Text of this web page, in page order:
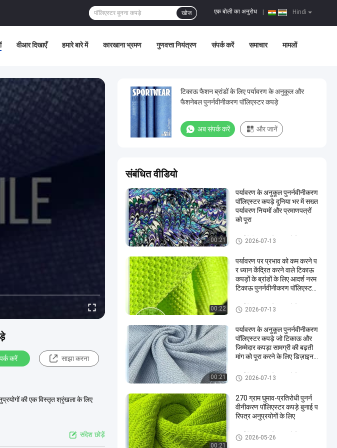
Hindi
एक बोली का अनुरोध
खोज
वीआर दिखाएँ हमारे बारे में कारखाना भ्रमण गुणवत्ता नियंत्रण संपर्क करें समाचार मामलों
करें साझा करना
की एक विस्तृत श्रृंखला के लिए
संदेश छोड़ें
टिकाऊ फैशन ब्रांडों के लिए पर्यावरण के अनुकूल और
फैशनेबल पुनर्नवीनीकरण पॉलिएस्टर कपड़े
अब संपर्क करें और जानें
संबंधित वीडियो
00:21
पर्यावरण के अनुकूल पुनर्नवीनीकरण
पॉलिएस्टर कपड़े दुनिया भर में सख्त
पर्यावरण नियमों और प्रमाणपत्रों
को पूरा
पुनर्नवीनीकरण पॉलिएस्टर फैब्रिक
2026-07-13
00:22
पर्यावरण पर प्रभाव को कम करने प
र ध्यान केंद्रित करने वाले टिकाऊ
कपड़ों के ब्रांडों के लिए आदर्श नरम
टिकाऊ पुनर्नवीनीकरण पॉलिएस्टर
पुनर्नवीनीकरण पॉलिएस्टर फैब्रिक
2026-07-13
00:21
पर्यावरण के अनुकूल पुनर्नवीनीकरण
पॉलिएस्टर कपड़े जो टिकाऊ और
जिम्मेदार कपड़ा सामग्री की बढ़ती
मांग को पूरा करने के लिए डिज़ाइन
पुनर्नवीनीकरण पॉलिएस्टर फैब्रिक
2026-07-13
00:21
270 ग्राम घुमाव-प्रतिरोधी पुनर्न
वीनीकरण पॉलिएस्टर कपड़े बुनाई प
रिपत्र अनुप्रयोगों के लिए
पुनर्नवीनीकरण पॉलिएस्टर फैब्रिक
2026-05-26